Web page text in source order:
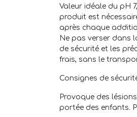
Valeur idéale du pH
produit est
après chaque
Ne pas verser dans
de sécurité et les
frais, sans le
Consignes de
Provoque des
portée des enfants.